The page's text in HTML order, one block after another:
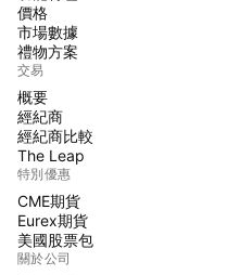
價格
市場數據
禮物方案
交易
概要
經紀商
經紀商比較
The Leap
特別優惠
CME期貨
Eurex期貨
美國股票包
關於公司